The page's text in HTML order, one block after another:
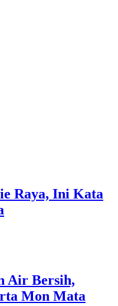
Raya, Ini Kata
Air Bersih,
Mon Mata